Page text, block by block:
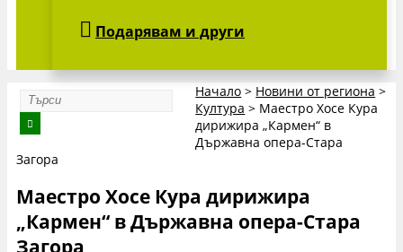
Подарявам и други
Начало > Новини от региона >
Култура > Маестро Хосе Кура
дирижира „Кармен“ в
Държавна опера-Стара
Загора
Маестро Хосе Кура дирижира
„Кармен“ в Държавна опера-Стара
Загора